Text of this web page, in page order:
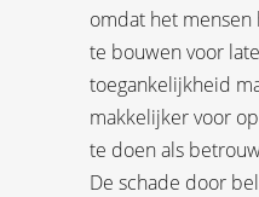
omdat het
te bouwen voor
toegankelijkheid
makkelijker voor
te doen als
De schade door